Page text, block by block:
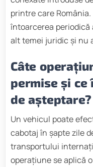
printre care
întoarcerea
alt temei juridic și nu
Câte
permise și ce
de așteptare?
Un vehicul poate
cabotaj în șapte zile
transportului
operațiune se aplică